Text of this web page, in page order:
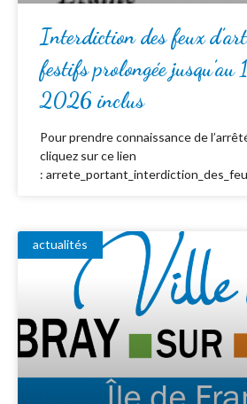
Interdiction des feux
festifs prolongée
2026 inclus
Pour prendre connaissance de
cliquez sur ce lien
:
actualités